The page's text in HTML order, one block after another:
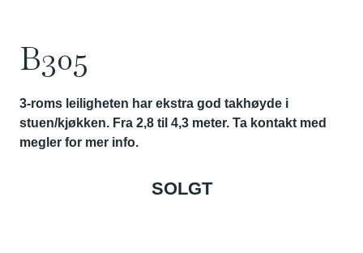
B305
3-roms leiligheten har ekstra god takhøyde i
stuen/kjøkken. Fra 2,8 til 4,3 meter. Ta kontakt med
megler for mer info.
SOLGT